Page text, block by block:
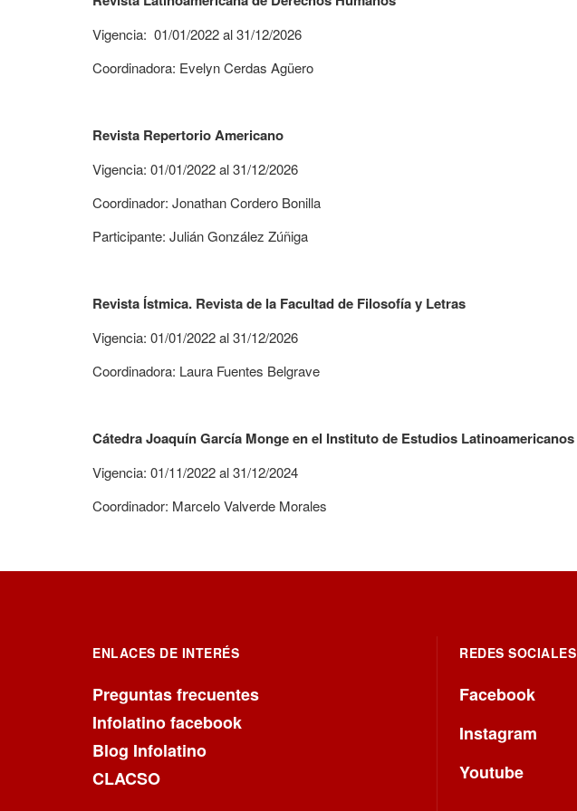
Vigencia: 01/01/2022 al 31/12/2026
Coordinadora: Evelyn Cerdas Agüero
Revista Repertorio Americano
Vigencia: 01/01/2022 al 31/12/2026
Coordinador: Jonathan Cordero Bonilla
Participante: Julián González Zúñiga
Revista Ístmica. Revista de la Facultad de Filosofía y Letras
Vigencia: 01/01/2022 al 31/12/2026
Coordinadora: Laura Fuentes Belgrave
Cátedra Joaquín García Monge en el Instituto de Estudios Latinoamericanos
Vigencia: 01/11/2022 al 31/12/2024
Coordinador: Marcelo Valverde Morales
ENLACES DE INTERÉS
Preguntas frecuentes
Infolatino facebook
Blog Infolatino
CLACSO
REDES SOCIALES
Facebook
Instagram
Youtube